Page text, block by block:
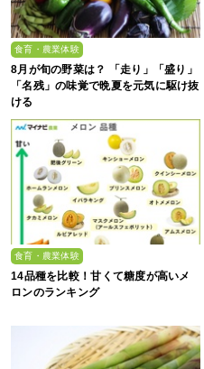
食育・農業体験
8月が旬の野菜は？ 「走り」「盛り」
「名残」の味覚で晩夏を元気に駆け抜
ける
食育・農業体験
14品種を比較！甘くて糖度が高いメ
ロンのランキング